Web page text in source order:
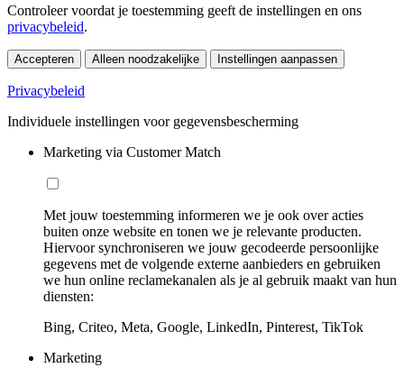
Controleer voordat je toestemming geeft de instellingen en ons
privacybeleid.
Accepteren Alleen noodzakelijke Instellingen aanpassen
Privacybeleid
Individuele instellingen voor gegevensbescherming
Marketing via Customer Match
Met jouw toestemming informeren we je ook over acties
buiten onze website en tonen we je relevante producten.
Hiervoor synchroniseren we jouw gecodeerde persoonlijke
gegevens met de volgende externe aanbieders en gebruiken
we hun online reclamekanalen als je al gebruik maakt van hun
diensten:
Bing, Criteo, Meta, Google, LinkedIn, Pinterest, TikTok
Marketing